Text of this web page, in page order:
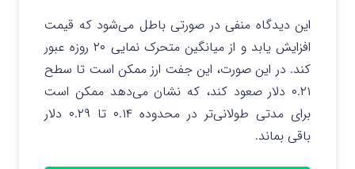
این دیدگاه منفی در صورتی باطل می‌شود که قیمت
افزایش یابد و از میانگین متحرک نمایی ۲۰ روزه عبور
کند. در این صورت، این جفت ارز ممکن است تا سطح
۰.۲۱ دلار صعود کند، که نشان می‌دهد ممکن است
برای مدتی طولانی‌تر در محدوده ۰.۱۴ تا ۰.۲۹ دلار
باقی بماند.